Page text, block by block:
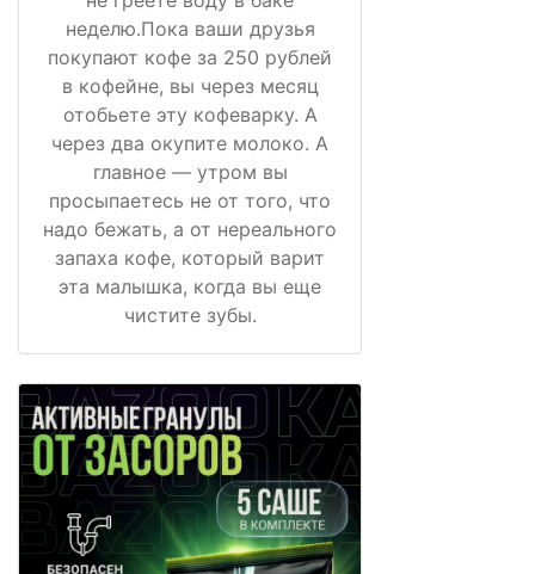
неделю.Пока ваши друзья
покупают кофе за 250 рублей
в кофейне, вы через месяц
отобьете эту кофеварку. А
через два окупите молоко. А
главное — утром вы
просыпаетесь не от того, что
надо бежать, а от нереального
запаха кофе, который варит
эта малышка, когда вы еще
чистите зубы.